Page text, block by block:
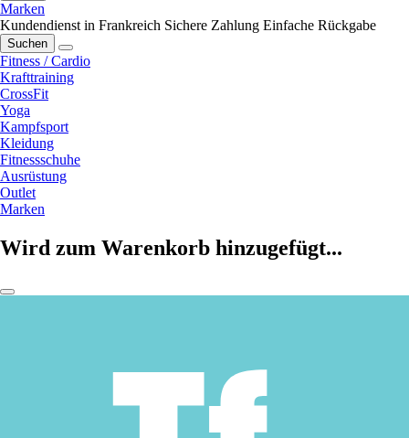
Marken
Kundendienst in Frankreich Sichere Zahlung Einfache Rückgabe
Suchen
Fitness / Cardio
Krafttraining
CrossFit
Yoga
Kampfsport
Kleidung
Fitnessschuhe
Ausrüstung
Outlet
Marken
Wird zum Warenkorb hinzugefügt...